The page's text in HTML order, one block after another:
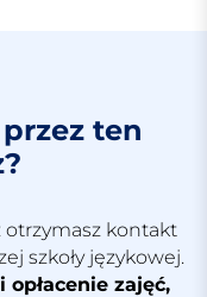
ten
otrzymasz kontakt
szkoły językowej.
opłacenie zajęć,